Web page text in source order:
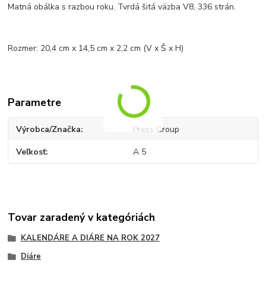
Matná obálka s razbou roku. Tvrdá šitá väzba V8, 336 strán.
Rozmer: 20,4 cm x 14,5 cm x 2,2 cm (V x Š x H)
Parametre
Výrobca/Značka Press Group
Veľkosť A 5
Tovar zaradený v kategóriách
KALENDÁRE A DIÁRE NA ROK 2027
Diáre